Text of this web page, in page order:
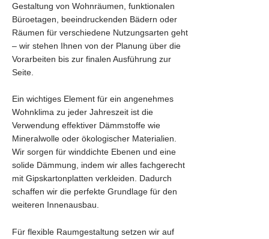
Gestaltung von Wohnräumen, funktionalen
Büroetagen, beeindruckenden Bädern oder
Räumen für verschiedene Nutzungsarten geht
– wir stehen Ihnen von der Planung über die
Vorarbeiten bis zur finalen Ausführung zur
Seite.
Ein wichtiges Element für ein angenehmes
Wohnklima zu jeder Jahreszeit ist die
Verwendung effektiver Dämmstoffe wie
Mineralwolle oder ökologischer Materialien.
Wir sorgen für winddichte Ebenen und eine
solide Dämmung, indem wir alles fachgerecht
mit Gipskartonplatten verkleiden. Dadurch
schaffen wir die perfekte Grundlage für den
weiteren Innenausbau.
Für flexible Raumgestaltung setzen wir auf